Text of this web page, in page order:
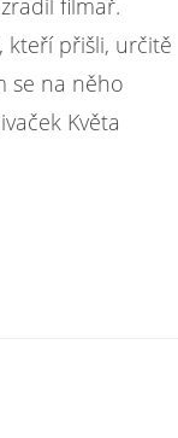
filmař.
kteří přišli, určitě
se na něho
Květa